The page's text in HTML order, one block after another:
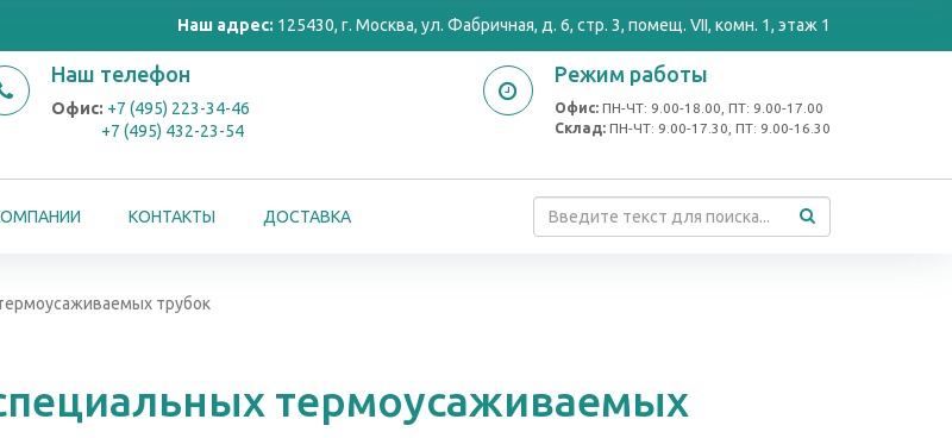
Наш адрес: 125430, г. Москва, ул. Фабричная, д. 6, стр. 3, помещ. VII, комн. 1, этаж 1
Наш телефон
Офис: +7 (495) 223-34-46
+7 (495) 432-23-54
Режим работы
Офис: ПН-ЧТ: 9.00-18.00, ПТ: 9.00-17.00
Cклад: ПН-ЧТ: 9.00-17.30, ПТ: 9.00-16.30
КОНТАКТЫ ДОСТАВКА
трубок
термоусаживаемых